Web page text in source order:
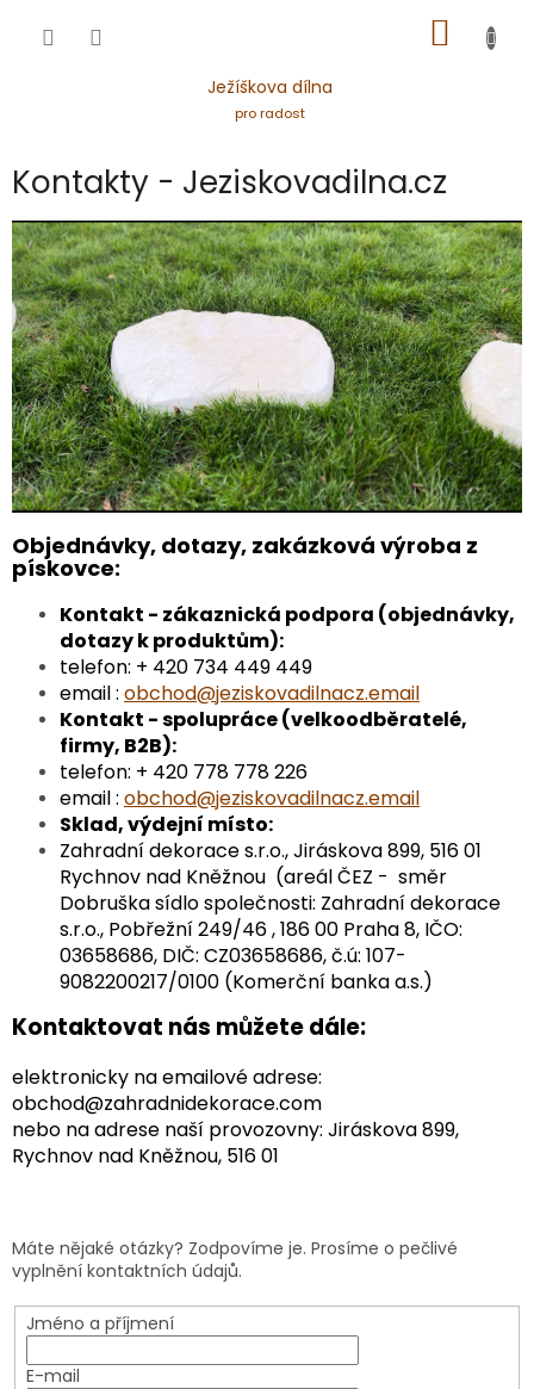
Ježíškova dílna
pro radost
KOŠÍK
Kontakty - Jeziskovadilna.cz
Objednávky, dotazy, zakázková výroba z
pískovce:
Kontakt - zákaznická podpora (objednávky,
dotazy k produktům):
telefon: + 420 734 449 449
email : obchod@jeziskovadilnacz.email
Kontakt - spolupráce (velkoodběratelé,
firmy, B2B):
telefon: + 420 778 778 226
email : obchod@jeziskovadilnacz.email
Sklad, výdejní místo:
Zahradní dekorace s.r.o., Jiráskova 899, 516 01
Rychnov nad Kněžnou (areál ČEZ - směr
Dobruška sídlo společnosti: Zahradní dekorace
s.r.o., Pobřežní 249/46 , 186 00 Praha 8, IČO:
03658686, DIČ: CZ03658686, č.ú: 107-
9082200217/0100 (Komerční banka a.s.)
Kontaktovat nás můžete dále:
elektronicky na emailové adrese:
obchod@zahradnidekorace.com
nebo na adrese naší provozovny: Jiráskova 899,
Rychnov nad Kněžnou, 516 01
Máte nějaké otázky? Zodpovíme je. Prosíme o pečlivé
vyplnění kontaktních údajů.
Jméno a příjmení
E-mail